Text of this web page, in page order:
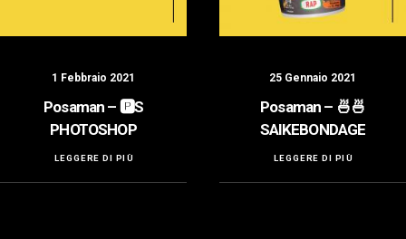
1 Febbraio 2021
Posaman – 🅿️S
PHOTOSHOP
LEGGERE DI PIÙ
25 Gennaio 2021
Posaman – 🍜🍜
SAIKEBONDAGE
LEGGERE DI PIÙ